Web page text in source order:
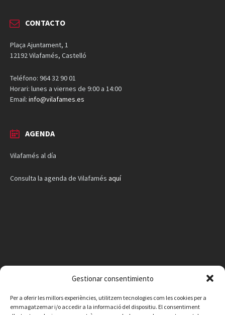
Gestionar consentimiento
Per a oferir les millors experiències, utilitzem tecnologies com les cookies per a
emmagatzemar i/o accedir a la informació del dispositiu. El consentiment
CONTACTO
Plaça Ajuntament, 1
12192 Vilafamés, Castelló
Teléfono: 964 32 90 01
Horari: lunes a viernes de 9:00 a 14:00
Email: info@vilafames.es
AGENDA
Vilafamés al día
Consulta la agenda de Vilafamés aquí